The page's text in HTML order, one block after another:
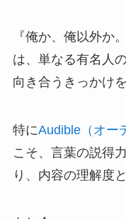
『俺か、俺以外か
は、単なる有名人
向き合うきっかけ
特にAudible（オー
こそ、言葉の説得
り、内容の理解度